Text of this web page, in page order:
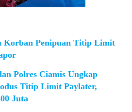
Korban Penipuan Titip Limit
Polres Ciamis Ungkap
Titip Limit Paylater,
Juta